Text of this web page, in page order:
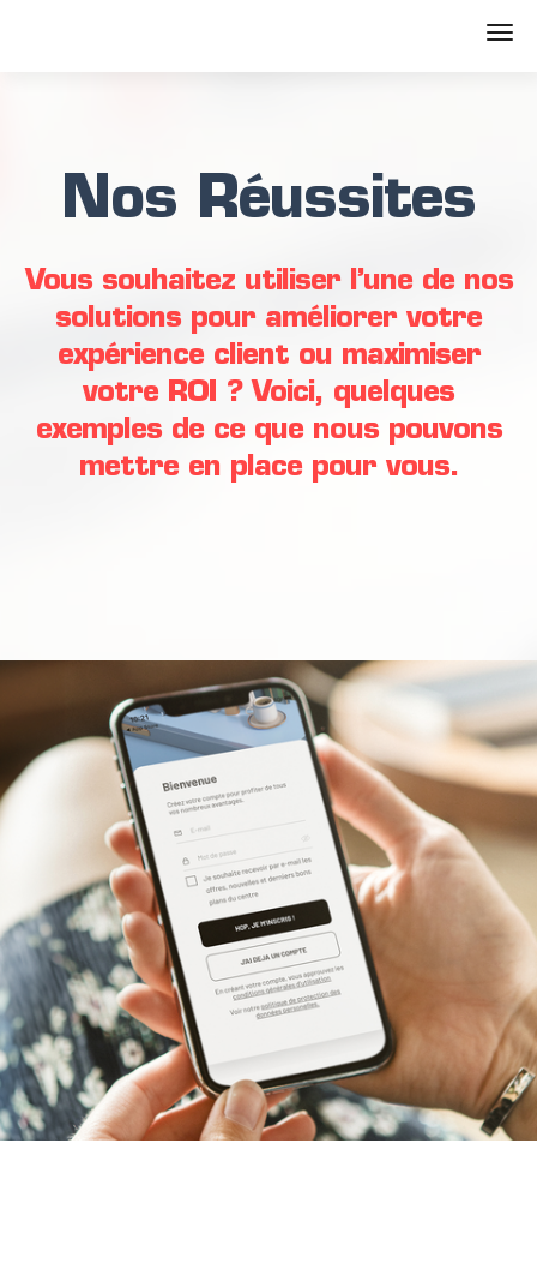
Nos Réussites
Vous souhaitez utiliser l’une de nos
solutions pour améliorer votre
expérience client ou maximiser
votre ROI ? Voici, quelques
exemples de ce que nous pouvons
mettre en place pour vous.